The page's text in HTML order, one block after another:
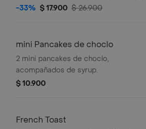
maple syrup.
-33% $ 17.900 $ 26.900
mini Pancakes de choclo
2 mini pancakes de choclo,
acompañados de syrup.
$ 10.900
French Toast